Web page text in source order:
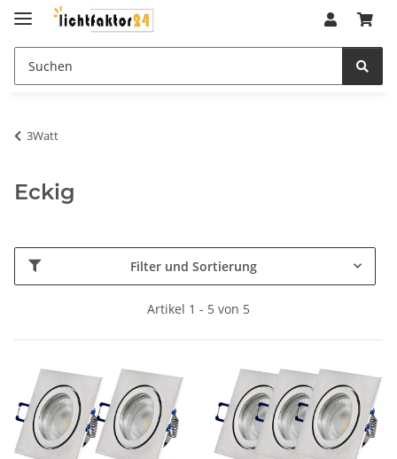
3Watt
Eckig
Filter und Sortierung
Artikel 1 - 5 von 5